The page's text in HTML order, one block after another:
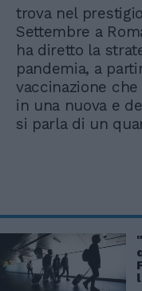
trova nel
Settembre a
ha diretto la
pandemia, a
vaccinazione
in una nuova e
si parla di un